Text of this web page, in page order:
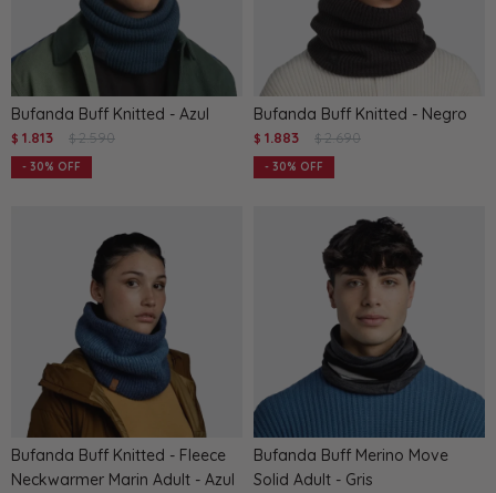
Bufanda Buff Knitted - Azul
$ 1.813 $ 2.590
30
Bufanda Buff Knitted - Negro
$ 1.883 $ 2.690
30
Bufanda Buff Knitted - Fleece
Neckwarmer Marin Adult - Azul
Bufanda Buff Merino Move
Solid Adult - Gris